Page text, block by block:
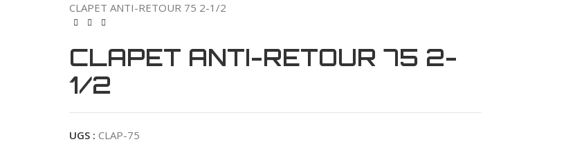
CLAPET ANTI-RETOUR 75 2-1/2
CLAPET ANTI-RETOUR 75 2-
1/2
UGS : CLAP-75